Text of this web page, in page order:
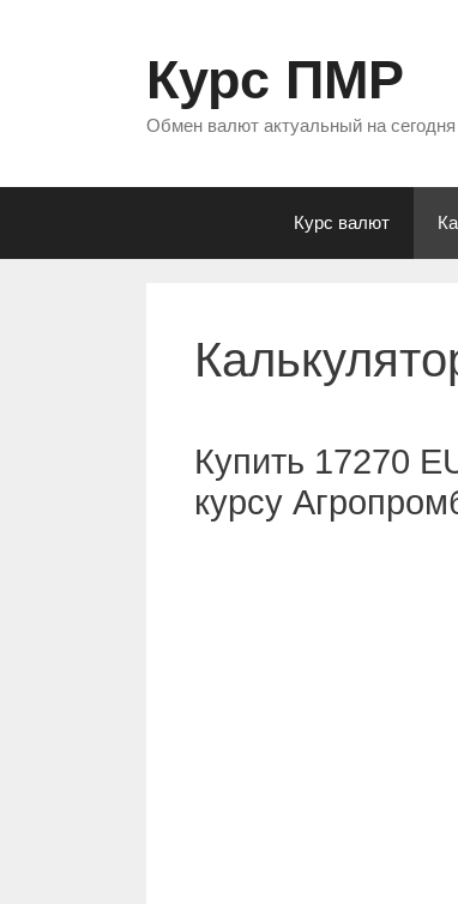
Курс ПМР
Обмен валют актуальный на
Курс валют
Купить 17270
курсу